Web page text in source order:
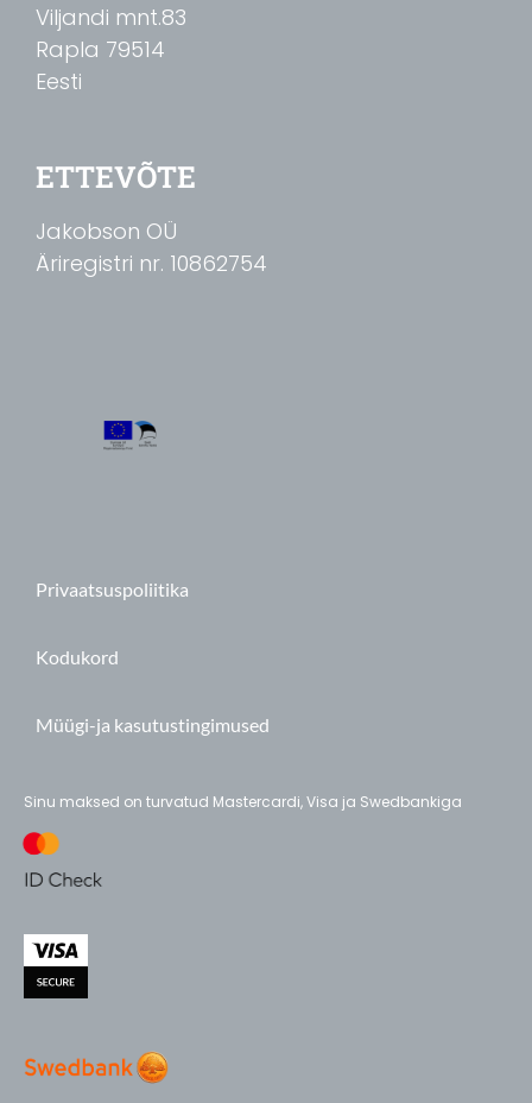
Viljandi mnt.83
Rapla 79514
Eesti
ETTEVÕTE
Jakobson OÜ
Äriregistri nr. 10862754
Privaatsuspoliitika
Kodukord
Müügi-ja kasutustingimused
Sinu maksed on turvatud Mastercardi, Visa ja Swedbankiga